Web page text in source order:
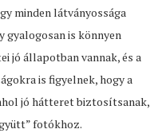
minden látványossága
gyalogosan is könnyen
jó állapotban vannak, és a
is figyelnek, hogy a
jó hátteret biztosítsanak,
fotókhoz.